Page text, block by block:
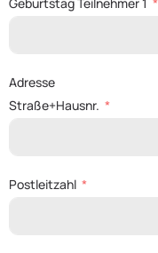
Adresse
Straße+Hausnr.
Postleitzahl